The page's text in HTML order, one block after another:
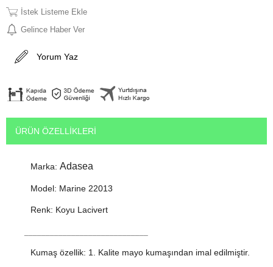
İstek Listeme Ekle
Gelince Haber Ver
Yorum Yaz
ÜRÜN ÖZELLIKLERI
Marka: Adasea
Model: Marine 22013
Renk: Koyu Lacivert
Kumaş özellik: 1. Kalite mayo kumaşından imal edilmiştir.